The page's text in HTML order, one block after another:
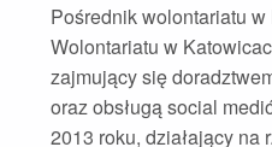
Pośrednik wolontariatu
Wolontariatu w
zajmujący się
oraz obsługą social
2013 roku, działający na